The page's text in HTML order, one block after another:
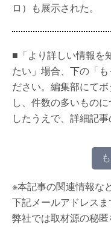
ロ）も展示された。
■「より詳しい情報を
たい」場合、下の「
ださい。編集部にて
し、件数の多いもの
したうえで、詳細記
※本記事の関連情報な
下記メールアドレスま
弊社では取材源の秘匿